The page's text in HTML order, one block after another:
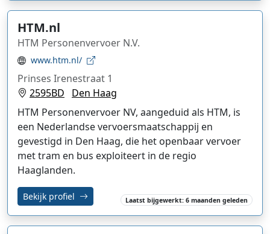
HTM.nl
HTM Personenvervoer N.V.
www.htm.nl/
Prinses Irenestraat 1
2595BD
Den Haag
HTM Personenvervoer NV, aangeduid als HTM, is
een Nederlandse vervoersmaatschappij en
gevestigd in Den Haag, die het openbaar vervoer
met tram en bus exploiteert in de regio
Haaglanden.
Bekijk profiel Laatst bijgewerkt: 6 maanden geleden